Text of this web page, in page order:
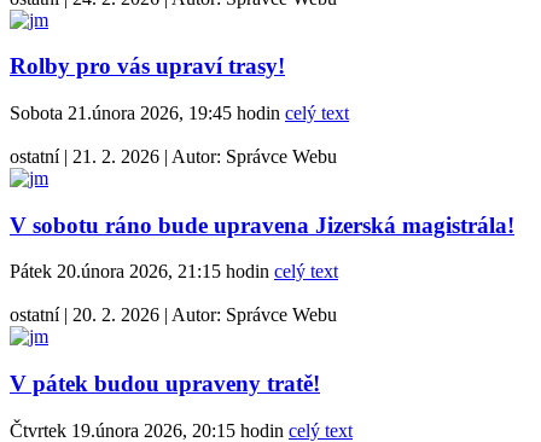
Rolby pro vás upraví trasy!
Sobota 21.února 2026, 19:45 hodin celý text
ostatní | 21. 2. 2026 | Autor: Správce Webu
V sobotu ráno bude upravena Jizerská magistrála!
Pátek 20.února 2026, 21:15 hodin celý text
ostatní 20. 2. 2026 Autor: Správce Webu
V pátek budou upraveny tratě!
Čtvrtek 19.února 2026, 20:15 hodin celý text